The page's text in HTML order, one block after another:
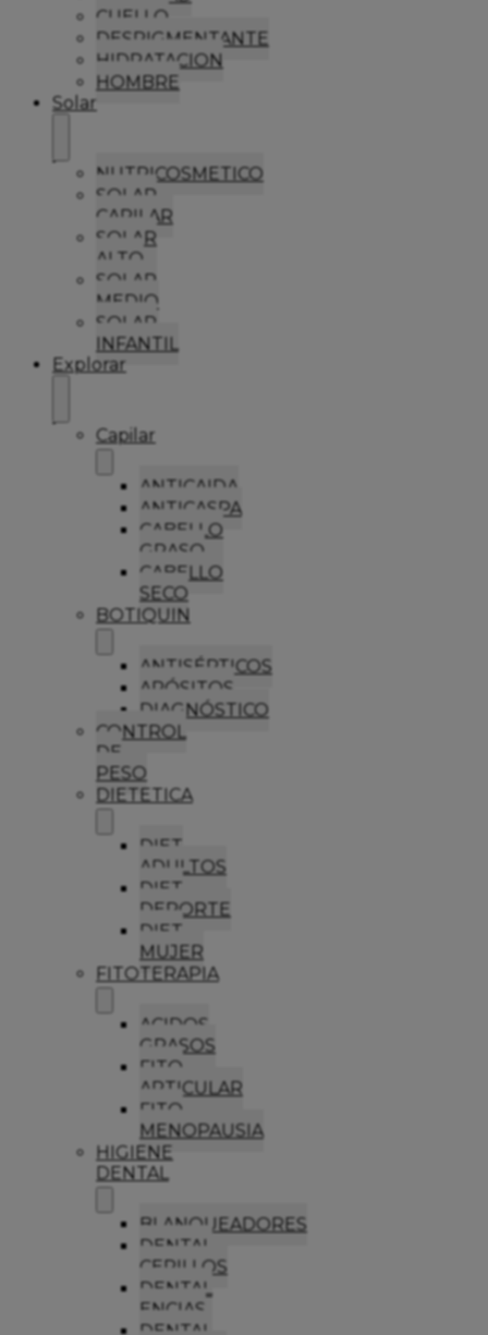
CUELLO
DESPIGMENTANTE
HIDRATACION
HOMBRE
Solar
NUTRICOSMETICO
SOLAR
CAPILAR
SOLAR
ALTO
SOLAR
MEDIO
SOLAR
INFANTIL
Explorar
Capilar
ANTICAIDA
ANTICASPA
CABELLO
GRASO
CABELLO
SECO
BOTIQUIN
ANTISÉPTICOS
APÓSITOS
DIAGNÓSTICO
CONTROL
DE
PESO
DIETETICA
DIET
ADULTOS
DIET
DEPORTE
DIET
MUJER
FITOTERAPIA
ACIDOS
GRASOS
FITO
ARTICULAR
FITO
MENOPAUSIA
HIGIENE
DENTAL
BLANQUEADORES
DENTAL
CEPILLOS
DENTAL
ENCIAS